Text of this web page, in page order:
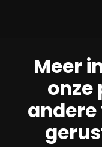
Meer
onze
andere